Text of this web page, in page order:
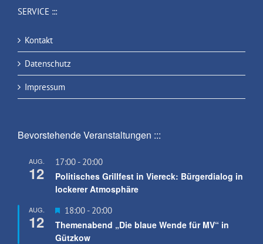
SERVICE :::
Kontakt
Datenschutz
Impressum
Bevorstehende Veranstaltungen :::
AUG.
12
17:00 - 20:00
Politisches Grillfest in Viereck: Bürgerdialog in
lockerer Atmosphäre
AUG.
12
Hervorgehoben
18:00 - 20:00
Themenabend „Die blaue Wende für MV“ in
Gützkow